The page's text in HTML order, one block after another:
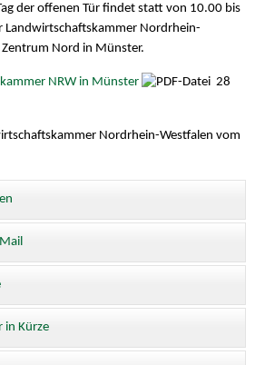
der offenen Tür findet statt von 10.00 bis
Landwirtschaftskammer Nordrhein-
Nord in Münster.
NRW in Münster
28
Nordrhein-Westfalen vom
in Kürze